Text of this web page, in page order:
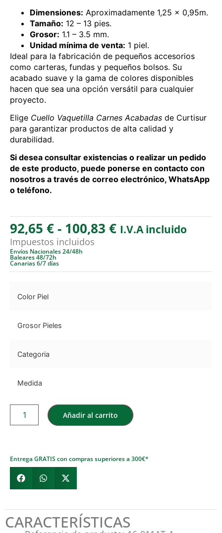
Dimensiones: Aproximadamente 1,25 x 0,95m.
Tamaño: 12 – 13 pies.
Grosor: 1.1 – 3.5 mm.
Unidad mínima de venta: 1 piel.
Ideal para la fabricación de pequeños accesorios
como carteras, fundas y pequeños bolsos. Su
acabado suave y la gama de colores disponibles
hacen que sea una opción versátil para cualquier
proyecto.
Elige Cuello Vaquetilla Carnes Acabadas de Curtisur
para garantizar productos de alta calidad y
durabilidad.
Si desea consultar existencias o realizar un pedido
de este producto, puede ponerse en contacto con
nosotros a través de correo electrónico, WhatsApp
o teléfono.
92,65 €- 100,83 € I.V.A incluido
Impuestos incluidos
Envíos Nacionales 24/48h
Baleares 48/72h
Canarias 6/7 días
Color Piel
Grosor Pieles
Categoria
Medida
Añadir al carrito
Entrega GRATIS con compras superiores a 300€*
CARACTERÍSTICAS